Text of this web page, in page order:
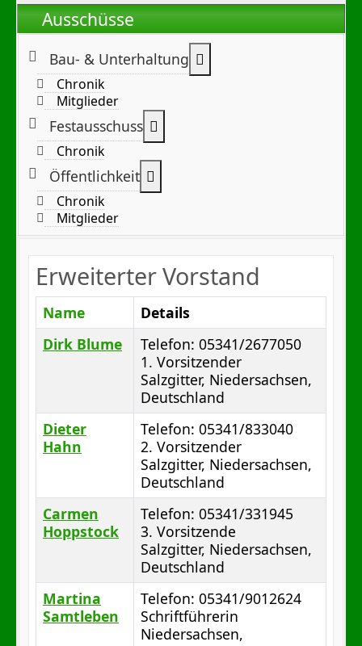
Ausschüsse
Bau- & Unterhaltung
Chronik
Mitglieder
Festausschuss
Chronik
Öffentlichkeit
Chronik
Mitglieder
Erweiterter Vorstand
Name
Details
Dirk Blume
Telefon: 05341/2677050
1. Vorsitzender
Salzgitter, Niedersachsen,
Deutschland
Dieter
Hahn
Telefon: 05341/833040
2. Vorsitzender
Salzgitter, Niedersachsen,
Deutschland
Carmen
Hoppstock
Telefon: 05341/331945
3. Vorsitzende
Salzgitter, Niedersachsen,
Deutschland
Martina
Samtleben
Telefon: 05341/9012624
Schriftführerin
Niedersachsen,